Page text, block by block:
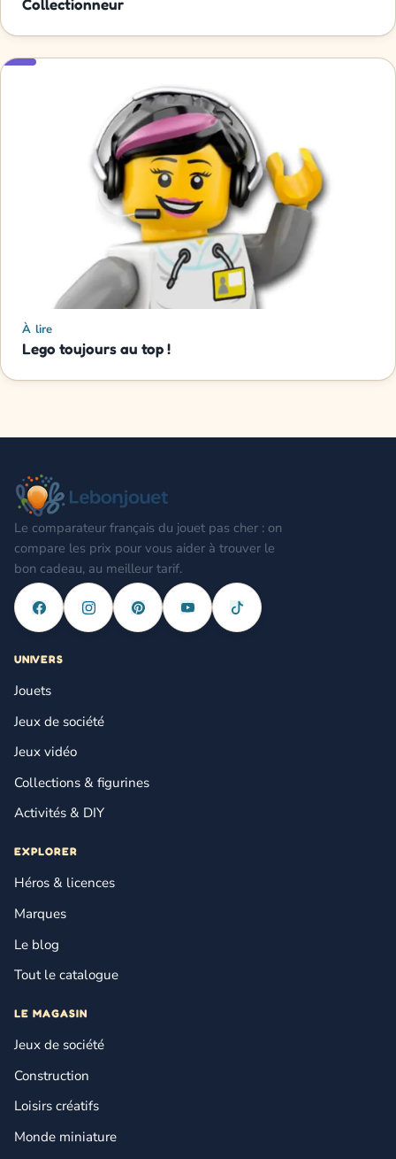
Collectionneur
À lire
Lego toujours au top !
Le comparateur français du jouet pas cher : on
compare les prix pour vous aider à trouver le
bon cadeau, au meilleur tarif.
UNIVERS
Jouets
Jeux de société
Jeux vidéo
Collections & figurines
Activités & DIY
EXPLORER
Héros & licences
Marques
Le blog
Tout le catalogue
LE MAGASIN
Jeux de société
Construction
Loisirs créatifs
Monde miniature